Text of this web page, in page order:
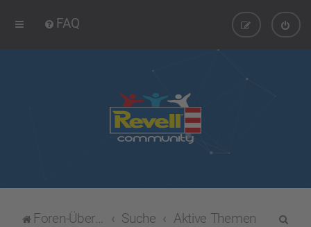
FAQ
Foren-Übersicht Suche Aktive Themen